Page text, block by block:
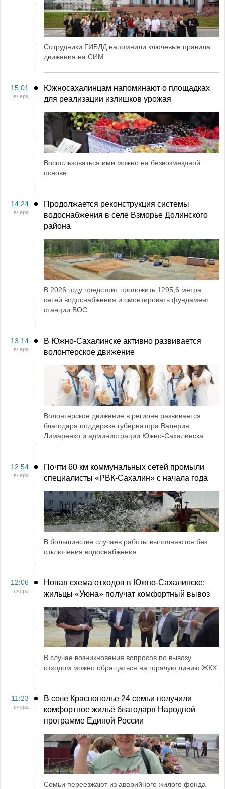
Сотрудники ГИБДД напомнили ключевые правила
движения на СИМ
15:01
вчера
Южносахалинцам напоминают о площадках
для реализации излишков урожая
Воспользоваться ими можно на безвозмездной
основе
14:24
вчера
Продолжается реконструкция системы
водоснабжения в селе Взморье Долинского
района
В 2026 году предстоит проложить 1295,6 метра
сетей водоснабжения и смонтировать фундамент
станции ВОС
13:14
вчера
В Южно-Сахалинске активно развивается
волонтерское движение
Волонтерское движение в регионе развивается
благодаря поддержке губернатора Валерия
Лимаренко и администрации Южно-Сахалинска
12:54
вчера
Почти 60 км коммунальных сетей промыли
специалисты «РВК‑Сахалин» с начала года
В большинстве случаев работы выполняются без
отключения водоснабжения
12:06
вчера
Новая схема отходов в Южно-Сахалинске:
жильцы «Уюна» получат комфортный вывоз
В случае возникновения вопросов по вывозу
отходом можно обращаться на горячую линию ЖКХ
11:23
вчера
В селе Краснополье 24 семьи получили
комфортное жильё благодаря Народной
программе Единой России
Семьи переезжают из аварийного жилого фонда